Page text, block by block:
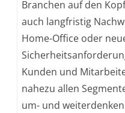
Branchen auf den
auch langfristig
Home-Office oder
Kunden und
nahezu allen
um- und weiterdenken.